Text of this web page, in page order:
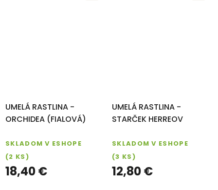
UMELÁ RASTLINA -
ORCHIDEA (FIALOVÁ)
SKLADOM V ESHOPE
(2 KS)
18,40 €
UMELÁ RASTLINA -
STARČEK HERREOV
SKLADOM V ESHOPE
(3 KS)
12,80 €